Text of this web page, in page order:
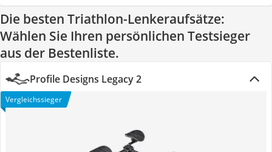
Die besten Triathlon-Lenkeraufsätze:
Wählen Sie Ihren persönlichen Testsieger
aus der Bestenliste.
Profile Designs Legacy 2
Vergleichssieger